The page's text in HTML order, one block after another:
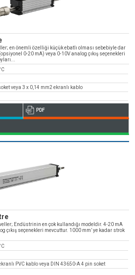
en önemli özelliği küçük ebatlı olması sebebiyle dar
0-20 mA) veya 0-10V analog çıkış seçenekleri
veya 3 x 0,14 mm2 ekranlı kablo
PDF
Endüstrinin en çok kullandığı modeldir. 4-20 mA
çıkış seçenekleri mevcuttur. 1000 mm’ ye kadar strok
PVC kablo veya DIN 43650-A 4 pin soket